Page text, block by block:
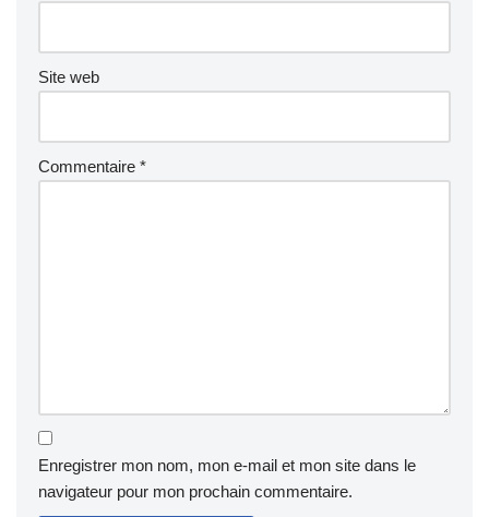
Site web
Commentaire *
Enregistrer mon nom, mon e-mail et mon site dans le
navigateur pour mon prochain commentaire.